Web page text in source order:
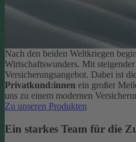
Nach den beiden Weltkriegen
Wirtschaftswunders. Mit
Versicherungsangebot. Dabei ist
Privatkund:innen ein großer
uns zu einem modernen
Zu unseren Produkten
Ein starkes Team für die